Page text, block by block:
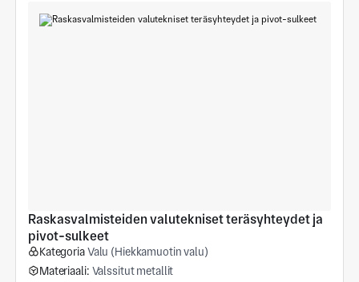
Raskasvalmisteiden valutekniset teräsyhteydet ja
pivot-sulkeet
KategoriaValu (Hiekkamuotin valu)
Materiaali: Valssitut metallit